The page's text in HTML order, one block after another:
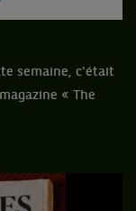
semaine, c'était
« The